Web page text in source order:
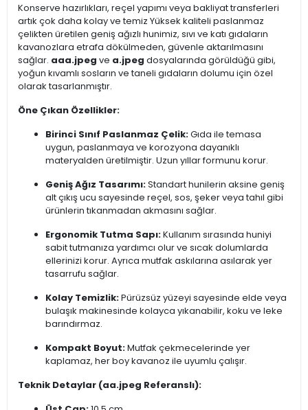
Konserve hazırlıkları, reçel yapımı veya bakliyat transferleri
artık çok daha kolay ve temiz Yüksek kaliteli paslanmaz
çelikten üretilen geniş ağızlı hunimiz, sıvı ve katı gıdaların
kavanozlara etrafa dökülmeden, güvenle aktarılmasını
sağlar. aaa.jpeg ve a.jpeg dosyalarında görüldüğü gibi,
yoğun kıvamlı sosların ve taneli gıdaların dolumu için özel
olarak tasarlanmıştır.
Öne Çıkan Özellikler:
Birinci Sınıf Paslanmaz Çelik:Gıda ile temasa
uygun, paslanmaya ve korozyona dayanıklı
materyalden üretilmiştir. Uzun yıllar formunu korur.
Geniş Ağız Tasarımı:Standart hunilerin aksine geniş
alt çıkış ucu sayesinde reçel, sos, şeker veya tahıl gibi
ürünlerin tıkanmadan akmasını sağlar.
Ergonomik Tutma Sapı:Kullanım sırasında huniyi
sabit tutmanıza yardımcı olur ve sıcak dolumlarda
ellerinizi korur. Ayrıca mutfak askılarına asılarak yer
tasarrufu sağlar.
Kolay Temizlik:Pürüzsüz yüzeyi sayesinde elde veya
bulaşık makinesinde kolayca yıkanabilir, koku ve leke
barındırmaz.
Kompakt Boyut:Mutfak çekmecelerinde yer
kaplamaz, her boy kavanoz ile uyumlu çalışır.
Teknik Detaylar (aa.jpeg Referanslı):